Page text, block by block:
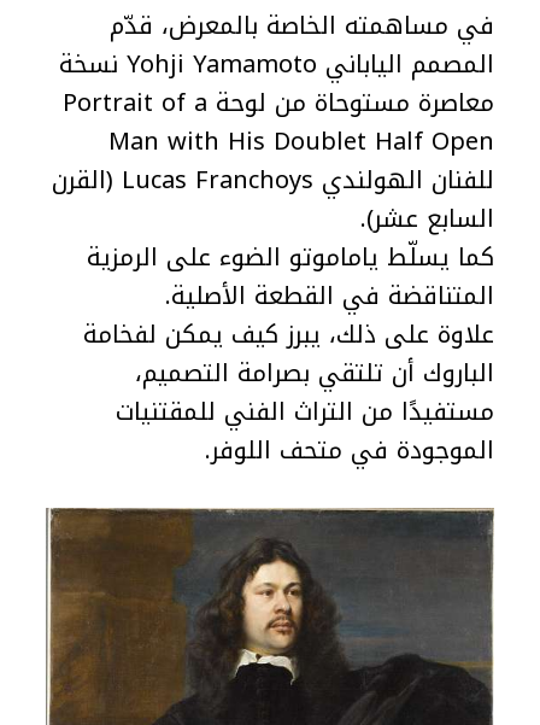
في مساهمته الخاصة بالمعرض، قدّم
المصمم الياباني Yohji Yamamoto نسخة
معاصرة مستوحاة من لوحة Portrait of a
Man with His Doublet Half Open
للفنان الهولندي Lucas Franchoys (القرن
السابع عشر).
كما يسلّط ياماموتو الضوء على الرمزية
المتناقضة في القطعة الأصلية.
علاوة على ذلك، يبرز كيف يمكن لفخامة
الباروك أن تلتقي بصرامة التصميم،
مستفيدًا من التراث الفني للمقتنيات
الموجودة في متحف اللوفر.